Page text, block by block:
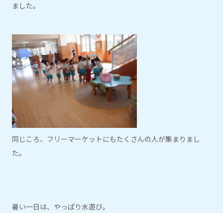
ました。
同じころ、フリーマーケットにもたくさんの人が集まりまし
た。
暑い一日は、やっぱり水遊び。